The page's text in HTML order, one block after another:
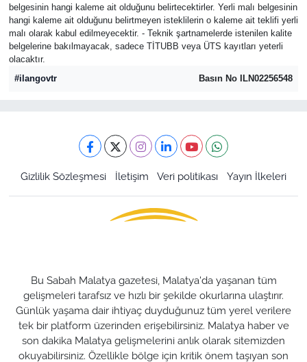
belgesinin hangi kaleme ait olduğunu belirtecektirler. Yerli malı belgesinin
hangi kaleme ait olduğunu belirtmeyen isteklilerin o kaleme ait teklifi yerli
malı olarak kabul edilmeyecektir. - Teknik şartnamelerde istenilen kalite
belgelerine bakılmayacak, sadece TİTUBB veya ÜTS kayıtları yeterli
olacaktır.
#ilangovtr
Basın No ILN02256548
Gizlilik Sözleşmesi İletişim Veri politikası Yayın İlkeleri
Bu Sabah Malatya gazetesi, Malatya'da yaşanan tüm
gelişmeleri tarafsız ve hızlı bir şekilde okurlarına ulaştırır.
Günlük yaşama dair ihtiyaç duyduğunuz tüm yerel verilere
tek bir platform üzerinden erişebilirsiniz. Malatya haber ve
son dakika Malatya gelişmelerini anlık olarak sitemizden
okuyabilirsiniz. Özellikle bölge için kritik önem taşıyan son